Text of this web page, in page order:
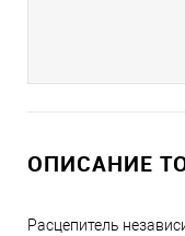
ОПИСАНИЕ
Расцепитель